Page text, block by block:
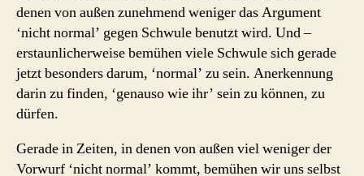
denen von außen zunehmend weniger das Argument
‘nicht normal’ gegen Schwule benutzt wird. Und –
erstaunlicherweise bemühen viele Schwule sich gerade
jetzt besonders darum, ‘normal’ zu sein. Anerkennung
darin zu finden, ‘genauso wie ihr’ sein zu können, zu
dürfen.
Gerade in Zeiten, in denen von außen viel weniger der
Vorwurf ‘nicht normal’ kommt, bemühen wir uns selbst